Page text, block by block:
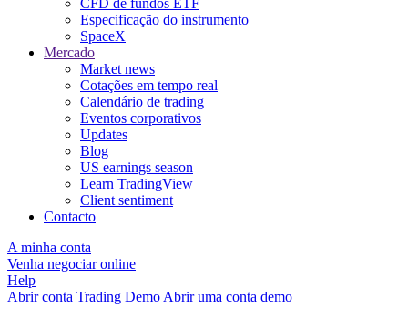
Especificação do instrumento
SpaceX
Mercado
Market news
Cotações em tempo real
Calendário de trading
Eventos corporativos
Updates
Blog
US earnings season
Learn TradingView
Client sentiment
Contacto
A minha conta
Venha negociar online
Help
Abrir conta Trading Demo Abrir uma conta demo